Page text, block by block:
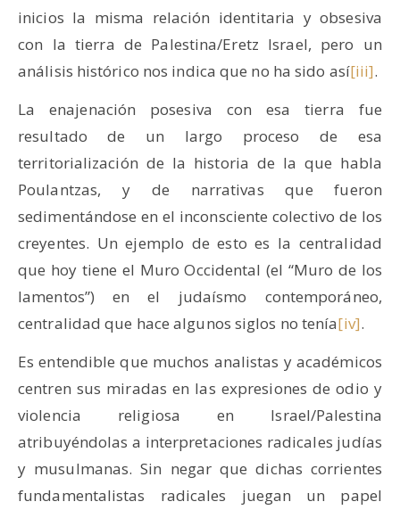
inicios la misma relación identitaria y obsesiva
con la tierra de Palestina/Eretz Israel, pero un
análisis histórico nos indica que no ha sido así[iii].
La enajenación posesiva con esa tierra fue
resultado de un largo proceso de esa
territorialización de la historia de la que habla
Poulantzas, y de narrativas que fueron
sedimentándose en el inconsciente colectivo de los
creyentes. Un ejemplo de esto es la centralidad
que hoy tiene el Muro Occidental (el “Muro de los
lamentos”) en el judaísmo contemporáneo,
centralidad que hace algunos siglos no tenía[iv].
Es entendible que muchos analistas y académicos
centren sus miradas en las expresiones de odio y
violencia religiosa en Israel/Palestina
atribuyéndolas a interpretaciones radicales judías
y musulmanas. Sin negar que dichas corrientes
fundamentalistas radicales juegan un papel